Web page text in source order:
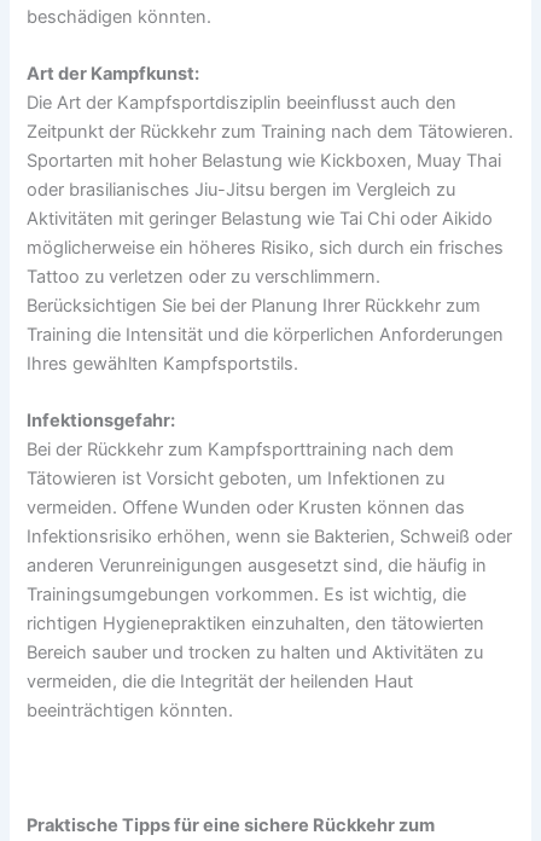
beschädigen könnten.
Art der Kampfkunst:
Die Art der Kampfsportdisziplin beeinflusst auch den
Zeitpunkt der Rückkehr zum Training nach dem Tätowieren.
Sportarten mit hoher Belastung wie Kickboxen, Muay Thai
oder brasilianisches Jiu-Jitsu bergen im Vergleich zu
Aktivitäten mit geringer Belastung wie Tai Chi oder Aikido
möglicherweise ein höheres Risiko, sich durch ein frisches
Tattoo zu verletzen oder zu verschlimmern.
Berücksichtigen Sie bei der Planung Ihrer Rückkehr zum
Training die Intensität und die körperlichen Anforderungen
Ihres gewählten Kampfsportstils.
Infektionsgefahr:
Bei der Rückkehr zum Kampfsporttraining nach dem
Tätowieren ist Vorsicht geboten, um Infektionen zu
vermeiden. Offene Wunden oder Krusten können das
Infektionsrisiko erhöhen, wenn sie Bakterien, Schweiß oder
anderen Verunreinigungen ausgesetzt sind, die häufig in
Trainingsumgebungen vorkommen. Es ist wichtig, die
richtigen Hygienepraktiken einzuhalten, den tätowierten
Bereich sauber und trocken zu halten und Aktivitäten zu
vermeiden, die die Integrität der heilenden Haut
beeinträchtigen könnten.
Praktische Tipps für eine sichere Rückkehr zum